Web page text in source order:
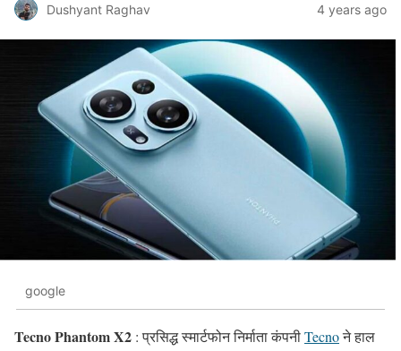
Dushyant Raghav 4 years ago
google
Tecno Phantom X2 : प्रसिद्ध स्मार्टफोन निर्माता कंपनीTecnoने हाल